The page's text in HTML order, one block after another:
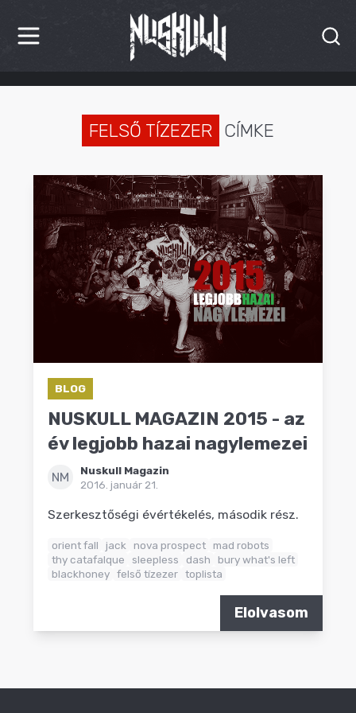
HÍREK
INTERJÚK
PREMIEREK
KULT
MÁSVILÁG
FELSŐ TÍZEZER CÍMKE
BLOG
NUSKULL MAGAZIN 2015 - az
év legjobb hazai nagylemezei
NM
Nuskull Magazin
2016. január 21.
Szerkesztőségi évértékelés, második rész.
orient fall jack nova prospect mad robots
thy catafalque
sleepless dash
bury what's left
blackhoney felső tízezer toplista
Elolvasom